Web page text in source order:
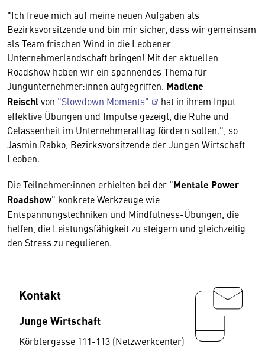
"Ich freue mich auf meine neuen Aufgaben als
Bezirksvorsitzende und bin mir sicher, dass wir gemeinsam
als Team frischen Wind in die Leobener
Unternehmerlandschaft bringen! Mit der aktuellen
Roadshow haben wir ein spannendes Thema für
Jungunternehmer:innen aufgegriffen. Madlene
Reischlvon "Slowdown Moments"
hat in ihrem Input
effektive Übungen und Impulse gezeigt, die Ruhe und
Gelassenheit im Unternehmeralltag fördern sollen.", so
Jasmin Rabko, Bezirksvorsitzende der Jungen Wirtschaft
Leoben.
Die Teilnehmer:innen erhielten bei der "Mentale Power
Roadshow" konkrete Werkzeuge wie
Entspannungstechniken und Mindfulness-Übungen, die
helfen, die Leistungsfähigkeit zu steigern und gleichzeitig
den Stress zu regulieren.
Kontakt
Junge Wirtschaft
Körblergasse 111-113 (Netzwerkcenter)